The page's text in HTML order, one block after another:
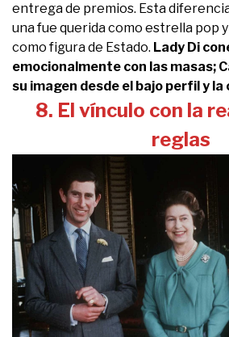
entrega de premios. Esta
una fue querida como estrella pop
como figura de Estado. Lady Di
emocionalmente con las masas;
su imagen desde el bajo perfil y
8. El vínculo con la
reglas